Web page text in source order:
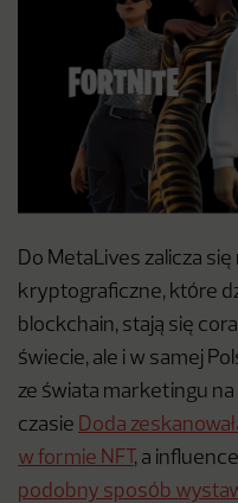
Do MetaLives zalicza się
kryptograficzne, które
blockchain, stają się
świecie, ale i w samej
ze świata marketingu
czasie Doda
w formie NFT, a
podobny sposób